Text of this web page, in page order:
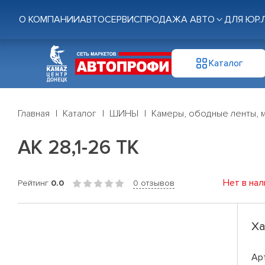
О КОМПАНИИАВТОСЕРВИСПРОДАЖА АВТО ДЛЯ
Каталог
Главная Каталог ШИНЫ Камеры, ободные ленты,
АК 28,1-26 ТК
Рейтинг 0.0 0 отзывов Нет в